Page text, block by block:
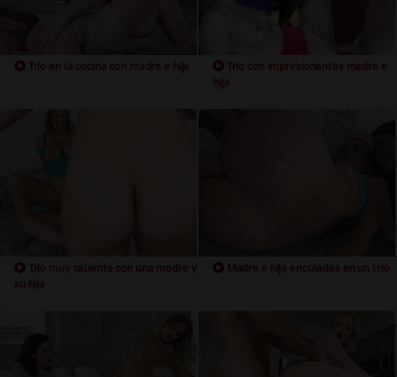
Trio en la cocina con madre e hija
Trio con impresionantes madre e
hija
Trio muy caliente con una madre y
su hija
Madre e hija enculadas en un trio